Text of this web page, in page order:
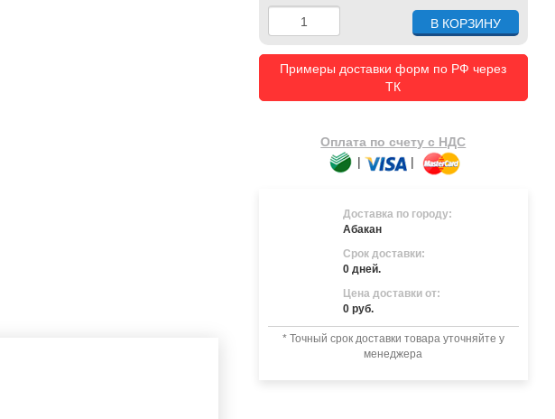
Примеры доставки форм по РФ через
ТК
Оплата по счету с НДС
|
|
Доставка по городу:
Абакан
Срок доставки:
0 дней.
Цена доставки от:
0 руб.
* Точный срок доставки товара уточняйте у
менеджера